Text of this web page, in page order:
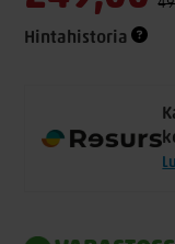
Hintahistoria